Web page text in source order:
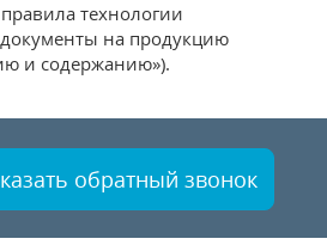
технологии
на продукцию
и содержанию»).
обратный звонок